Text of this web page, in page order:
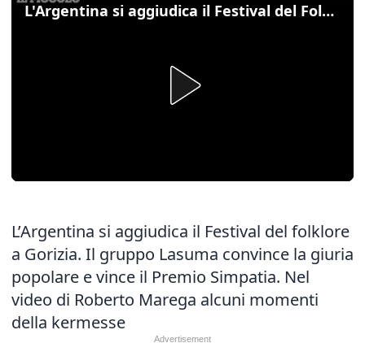
L'Argentina si aggiudica il Festival del Folklore
L’Argentina si aggiudica il Festival del folklore
a Gorizia. Il gruppo Lasuma convince la giuria
popolare e vince il Premio Simpatia. Nel
video di Roberto Marega alcuni momenti
della kermesse